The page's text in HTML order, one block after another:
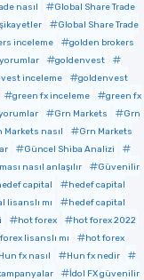
nasıl
Global Share Trade
Global Share Trade
inceleme
golden brokers
goldenvest
inceleme
goldenvest
green fx inceleme
green fx
Grn Markets
Grn
Markets nasıl
Grn Markets
Güncel Shiba Analizi
nasıl anlaşılır
Güvenilir
capital
hedef capital
lisanslı mı
hedef capital
hot forex
hot forex 2022
lisanslı mı
hot forex
fx nasıl
Hun fx nedir
İdol FX güvenilir